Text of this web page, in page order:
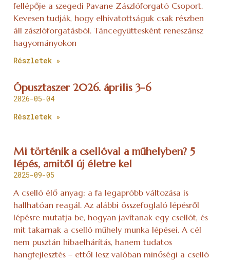
fellépője a szegedi Pavane Zászlóforgató Csoport.
Kevesen tudják, hogy elhivatottságuk csak részben
áll zászlóforgatásból. Táncegyüttesként reneszánsz
hagyományokon
Részletek »
Ópusztaszer 2026. április 3-6
2026-05-04
Részletek »
Mi történik a csellóval a műhelyben? 5
lépés, amitől új életre kel
2025-09-05
A cselló élő anyag: a fa legapróbb változása is
hallhatóan reagál. Az alábbi összefoglaló lépésről
lépésre mutatja be, hogyan javítanak egy csellót, és
mit takarnak a cselló műhely munka lépései. A cél
nem pusztán hibaelhárítás, hanem tudatos
hangfejlesztés – ettől lesz valóban minőségi a cselló